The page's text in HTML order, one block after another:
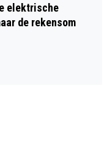
elektrische
de rekensom